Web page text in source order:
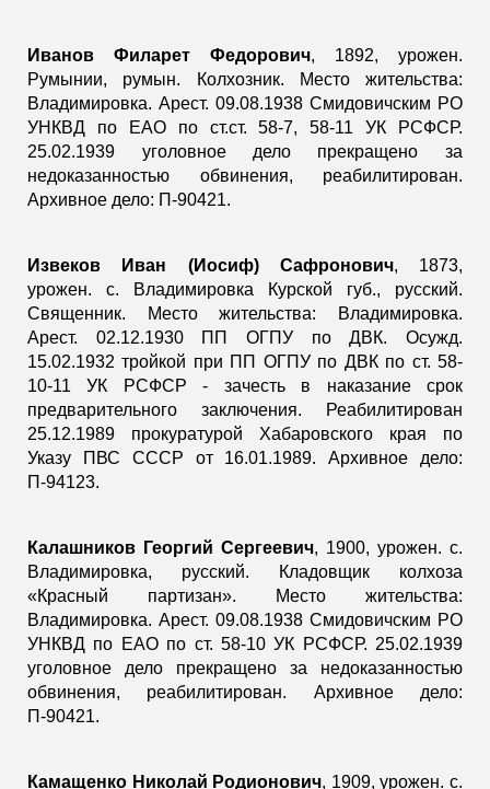
Иванов Филарет Федорович, 1892, урожен.
Румынии, румын. Колхозник. Место жительства:
Владимировка. Арест. 09.08.1938 Смидовичским РО
УНКВД по ЕАО по ст.ст. 58-7, 58-11 УК РСФСР.
25.02.1939 уголовное дело прекращено за
недоказанностью обвинения, реабилитирован.
Архивное дело: П-90421.
Извеков Иван (Иосиф) Сафронович, 1873,
урожен. с. Владимировка Курской губ., русский.
Священник. Место жительства: Владимировка.
Арест. 02.12.1930 ПП ОГПУ по ДВК. Осужд.
15.02.1932 тройкой при ПП ОГПУ по ДВК по ст. 58-
10-11 УК РСФСР - зачесть в наказание срок
предварительного заключения. Реабилитирован
25.12.1989 прокуратурой Хабаровского края по
Указу ПВС СССР от 16.01.1989. Архивное дело:
П-94123.
Калашников Георгий Сергеевич, 1900, урожен. с.
Владимировка, русский. Кладовщик колхоза
«Красный партизан». Место жительства:
Владимировка. Арест. 09.08.1938 Смидовичским РО
УНКВД по ЕАО по ст. 58-10 УК РСФСР. 25.02.1939
уголовное дело прекращено за недоказанностью
обвинения, реабилитирован. Архивное дело:
П-90421.
Камащенко Николай Родионович, 1909, урожен. с.